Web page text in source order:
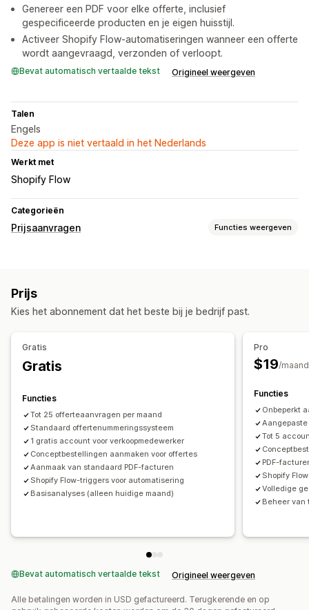
Genereer een PDF voor elke offerte, inclusief
gespecificeerde producten en je eigen huisstijl.
Activeer Shopify Flow-automatiseringen wanneer een offerte
wordt aangevraagd, verzonden of verloopt.
Bevat automatisch vertaalde tekst Origineel weergeven
Talen
Engels
Deze app is niet vertaald in het Nederlands
Werkt met
Shopify Flow
Categorieën
Prijsaanvragen Functies weergeven
Aanpassing
Meldingen
E-mailmeldingen
Prijs
Kies het abonnement dat het beste bij je bedrijf past.
Gratis
Gratis
Functies
Tot 25 offerteaanvragen per maand
Standaard offertenummeringssysteem
1 gratis account voor verkoopmedewerker
Conceptbestellingen aanmaken voor offertes
Aanmaak van standaard PDF-facturen
Shopify Flow-triggers voor automatisering
Basisanalyses (alleen huidige maand)
Pro
$19/maand
Functies
Onbeperkt
Tot 5
PDF-
Shopify
Volledige
Beheer van
Bevat automatisch vertaalde tekst Origineel weergeven
Alle betalingen worden in USD gefactureerd. Terugkerende en op